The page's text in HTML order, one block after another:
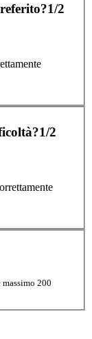
1/2
1/2
massimo 200